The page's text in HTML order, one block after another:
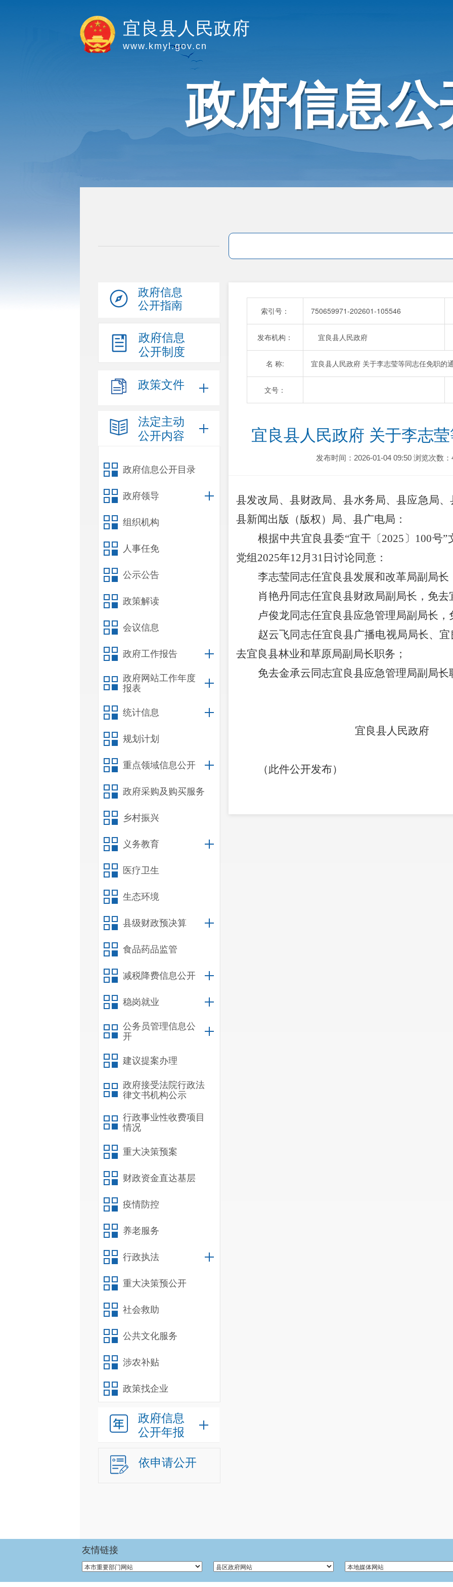
宜良县人民政府
www.kmyl.gov.cn
政府信息公
政府信息
公开指南
政府信息
公开制度
政策文件
法定主动
公开内容
政府信息公开目录
政府领导
组织机构
人事任免
公示公告
政策解读
会议信息
政府工作报告
政府网站工作年度
报表
统计信息
规划计划
重点领域信息公开
政府采购及购买服务
乡村振兴
义务教育
医疗卫生
生态环境
县级财政预决算
食品药品监管
减税降费信息公开
稳岗就业
公务员管理信息公
开
建议提案办理
政府接受法院行政法
律文书机构公示
行政事业性收费项目
情况
重大决策预案
财政资金直达基层
疫情防控
养老服务
行政执法
重大决策预公开
社会救助
公共文化服务
涉农补贴
政策找企业
政府信息
公开年报
依申请公开
索引号： 750659971-202601-105546
发布机构： 宜良县人民政府
名 称: 宜良县人民政府 关于李志莹等同志任免职的
文号：
宜良县人民政府 关于李志
发布时间：2026-01-04 09:50 浏览次数：
县发改局、县财政局、县水务局、县应急局、
县新闻出版（版权）局、县广电局 ：
根据中共宜良县委“宜干〔2025 〕 100号”
党组2025年12月 31 日讨论同意：
李志莹同志任宜良县发展和改革局副局长
肖艳丹同志任宜良县财政局副局长，免去
卢俊龙同志任宜良县应急管理局副局长，
赵云飞同志任宜良县广播电视局局长、
去宜良县林业和草原局副局长职务；
免去金承云同志宜良县应急管理局副局长
宜良县人民政府
（此件公开发布）
友情链接